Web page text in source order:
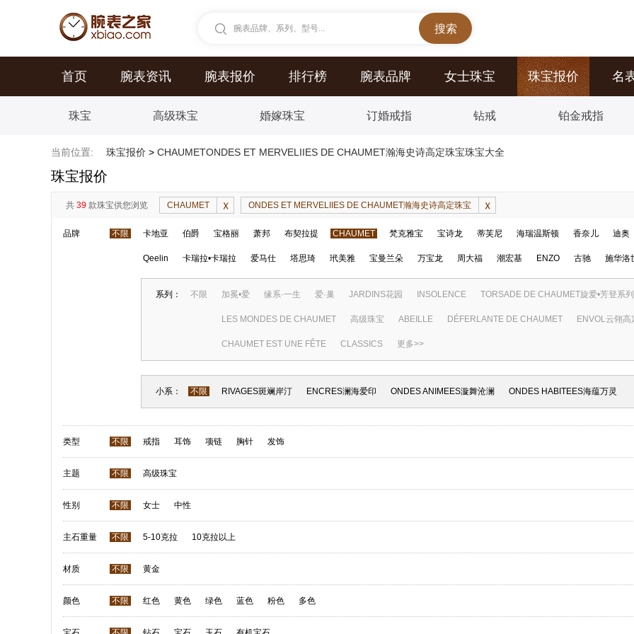
腕表品牌、系列、型号...
首页 腕表资讯 腕表报价 排行榜 腕表品牌 女士珠宝 珠宝报价 名
珠宝 高级珠宝 婚嫁珠宝 订婚戒指 钻戒 铂金戒指
当前位置: 珠宝报价 > CHAUMETONDES ET MERVELIIES DE CHAUMET瀚海史诗高定珠宝珠宝大全
珠宝报价
共 39 款珠宝供您浏览 CHAUMET ONDES ET MERVELIIES DE CHAUMET瀚海史诗高定珠宝
品牌 不限 卡地亚 伯爵 宝格丽 萧邦 布契拉提 CHAUMET 梵克雅宝 宝诗龙 蒂芙尼 海瑞温斯顿 香奈儿 迪奥
Qeelin 卡瑞拉•卡瑞拉 爱马仕 塔思琦 玳美雅 宝曼兰朵 万宝龙 周大福 潮宏基 ENZO 古驰 施华洛
系列： 不限 加冕•爱 缘系·一生 爱·巢 JARDINS花园 INSOLENCE TORSADE DE CHAUMET旋爱•芳登系列
LES MONDES DE CHAUMET 高级珠宝 ABEILLE DÉFERLANTE DE CHAUMET ENVOL云翎
CHAUMET EST UNE FÊTE CLASSICS 更多>>
小系： 不限 RIVAGES斑斓岸汀 ENCRES澜海爱印 ONDES ANIMEES漩舞沧澜 ONDES HABITEES海蕴万灵
类型 不限 戒指 耳饰 项链 胸针 发饰
主题 不限 高级珠宝
性别 不限 女士 中性
主石重量 不限 5-10克拉 10克拉以上
材质 不限 黄金
颜色 不限 红色 黄色 绿色 蓝色 粉色 多色